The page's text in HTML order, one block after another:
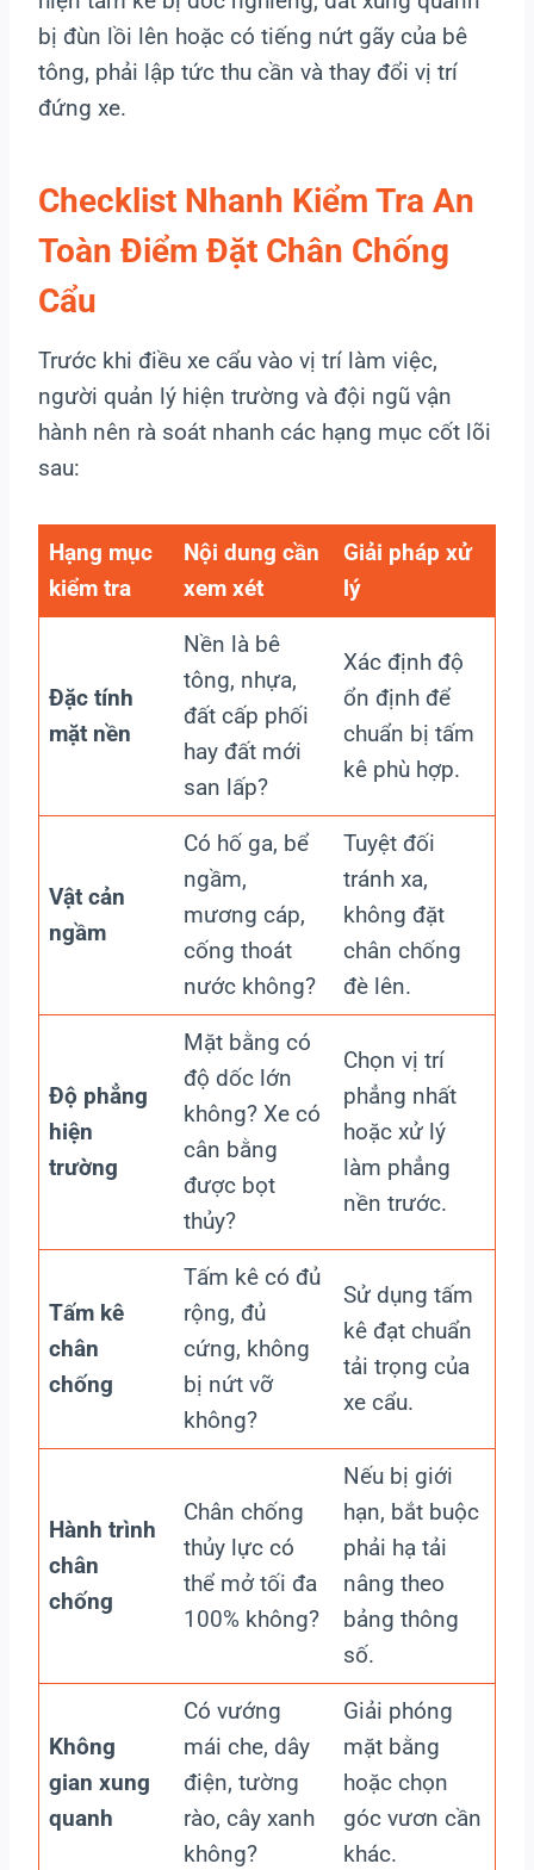
bị đùn lồi lên hoặc có tiếng nứt gãy của bê
tông, phải lập tức thu cần và thay đổi vị trí
đứng xe.
Checklist Nhanh Kiểm Tra An
Toàn Điểm Đặt Chân Chống
Cẩu
Trước khi điều xe cẩu vào vị trí làm việc,
người quản lý hiện trường và đội ngũ vận
hành nên rà soát nhanh các hạng mục cốt lõi
sau:
Hạng mục
kiểm tra
Nội dung cần
xem xét
Giải pháp xử
lý
Đặc tính
mặt nền
Nền là bê
tông, nhựa,
đất cấp phối
hay đất mới
san lấp?
Xác định độ
ổn định để
chuẩn bị tấm
kê phù hợp.
Vật cản
ngầm
Có hố ga, bể
ngầm,
mương cáp,
cống thoát
nước không?
Tuyệt đối
tránh xa,
không đặt
chân chống
đè lên.
Độ phẳng
hiện
trường
Mặt bằng có
độ dốc lớn
không? Xe có
cân bằng
được bọt
thủy?
Chọn vị trí
phẳng nhất
hoặc xử lý
làm phẳng
nền trước.
Tấm kê
chân
chống
Tấm kê có đủ
rộng, đủ
cứng, không
bị nứt vỡ
không?
Sử dụng tấm
kê đạt chuẩn
tải trọng của
xe cẩu.
Hành trình
chân
chống
Chân chống
thủy lực có
thể mở tối đa
100% không?
Nếu bị giới
hạn, bắt buộc
phải hạ tải
nâng theo
bảng thông
số.
Không
gian xung
quanh
Có vướng
mái che, dây
điện, tường
rào, cây xanh
không?
Giải phóng
mặt bằng
hoặc chọn
góc vươn cần
khác.